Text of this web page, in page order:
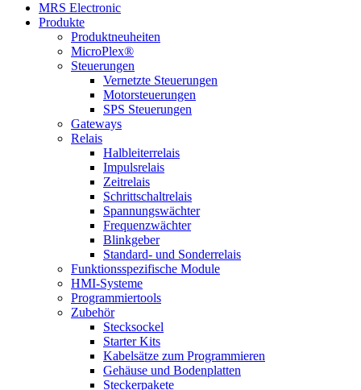
MRS Electronic
Produkte
Produktneuheiten
MicroPlex®
Steuerungen
Vernetzte Steuerungen
Motorsteuerungen
SPS Steuerungen
Gateways
Relais
Halbleiterrelais
Impulsrelais
Zeitrelais
Schrittschaltrelais
Spannungswächter
Frequenzwächter
Blinkgeber
Standard- und Sonderrelais
Funktionsspezifische Module
HMI-Systeme
Programmiertools
Zubehör
Stecksockel
Starter Kits
Kabelsätze zum Programmieren
Gehäuse und Bodenplatten
Steckerpakete